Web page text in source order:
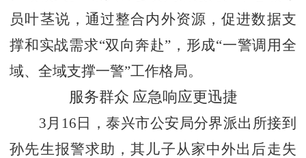
员叶茎说，通过整合内外资源，促进数据支
撑和实战需求“双向奔赴”，形成“一警调用全
域、全域支撑一警”工作格局。
服务群众 应急响应更迅捷
3月16日，泰兴市公安局分界派出所接到
孙先生报警求助，其儿子从家中外出后走失